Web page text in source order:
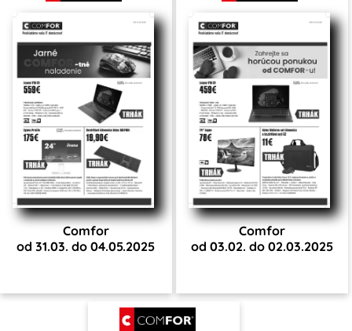
Comfor
od 31.03. do 04.05.2025
Comfor
od 03.02. do 02.03.2025